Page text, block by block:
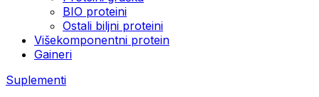
BIO proteini
Ostali biljni proteini
Višekomponentni protein
Gaineri
Suplementi